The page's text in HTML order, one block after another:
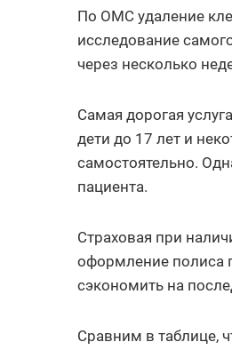
По ОМС удаление
исследование
через несколько
Самая дорогая
дети до 17 лет и
самостоятельно.
пациента.
Страховая при
оформление полиса
сэкономить на
Сравним в таблице,